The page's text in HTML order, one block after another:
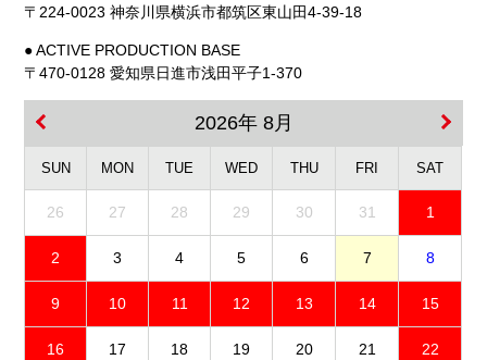
〒224-0023 神奈川県横浜市都筑区東山田4-39-18
● ACTIVE PRODUCTION BASE
〒470-0128 愛知県日進市浅田平子1-370
2026年 8月
SUN MON TUE WED THU FRI SAT
26 27 28 29 30 31 1
2 3 4 5 6 7 8
9 10 11 12 13 14 15
16 17 18 19 20 21 22